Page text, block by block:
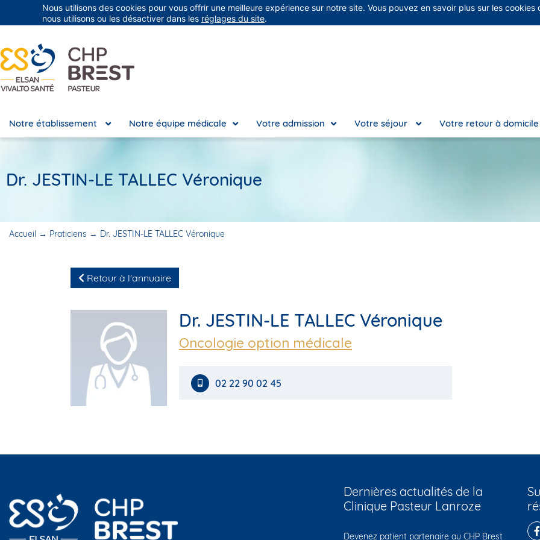
Groupe Vivalto Santé Entre nous, la vie
Notre établissement Notre équipe médicale Votre admission Votre séjour Votre retour à domicile
Dr. JESTIN-LE TALLEC Véronique
Accueil → Praticiens → Dr. JESTIN-LE TALLEC Véronique
Retour à l'annuaire
Dr. JESTIN-LE TALLEC Véronique
Oncologie option médicale
02 22 90 02 45
Dernières actualités de la
Clinique Pasteur Lanroze
Devenez patient partenaire au CHP Brest
Nous utilisons des cookies pour vous offrir une meilleure expérience sur notre site. Vous pouvez en savoir plus sur les cookies
nous utilisons ou les désactiver dans les réglages du site.